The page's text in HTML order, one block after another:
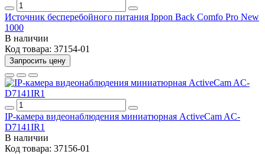
Источник бесперебойного питания Ippon Back Comfo Pro New
1000
В наличии
Код товара: 37154-01
Запросить цену
IP-камера видеонаблюдения миниатюрная ActiveCam AC-
D7141IR1
В наличии
Код товара: 37156-01